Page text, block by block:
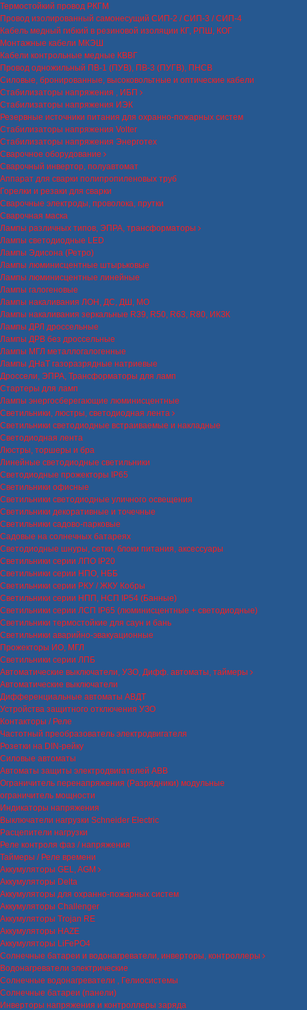
Термостойкий провод РКГМ
Провод изолированный самонесущий СИП-2 / СИП-3 / СИП-4
Кабель медный гибкий в резиновой изоляции КГ, РПШ, КОГ
Монтажные кабели МКЭШ
Кабели контрольные медные КВВГ
Провод одножильный ПВ-1 (ПУВ), ПВ-3 (ПУГВ), ПНСВ
Силовые, бронированные, высоковольтные и оптические кабели
Стабилизаторы напряжения , ИБП
Стабилизаторы напряжения ИЭК
Резервные источники питания для охранно-пожарных систем
Стабилизаторы напряжения Volter
Стабилизаторы напряжения Энерготех
Сварочное оборудование
Сварочный инвертор, полуавтомат
Аппарат для сварки полипропиленовых труб
Горелки и резаки для сварки
Сварочные электроды, проволока, прутки
Сварочная маска
Лампы различных типов, ЭПРА, трансформаторы
Лампы светодиодные LED
Лампы Эдисона (Ретро)
Лампы люминисцентные штырьковые
Лампы люминисцентные линейные
Лампы галогеновые
Лампы накаливания ЛОН, ДС, ДШ, МО
Лампы накаливания зеркальные R39, R50, R63, R80, ИКЗК
Лампы ДРЛ дроссельные
Лампы ДРВ без дроссельные
Лампы МГЛ металлогалогенные
Лампы ДНаТ газоразрядные натриевые
Дроссели, ЭПРА, Трансформаторы для ламп
Стартеры для ламп
Лампы энергосберегающие люминисцентные
Светильники, люстры, светодиодная лента
Светильники светодиодные встраиваемые и накладные
Светодиодная лента
Люстры, торшеры и бра
Линейные светодиодные светильники
Светодиодные прожекторы IP65
Светильники офисные
Светильники светодиодные уличного освещения
Светильники декоративные и точечные
Светильники садово-парковые
Садовые на солнечных батареях
Светодиодные шнуры, сетки, блоки питания, аксессуары
Светильники серии ЛПО IP20
Светильники серии НПО, НББ
Светильники серии РКУ / ЖКУ Кобры
Светильники серии НПП, НСП IP54 (Банные)
Светильники серии ЛСП IP65 (люминисцентные + светодиодные)
Светильники термостойкие для саун и бань
Светильники аварийно-эвакуационные
Прожекторы ИО, МГЛ
Светильники серии ЛПБ
Автоматические выключатели, УЗО, Дифф. автоматы, таймеры
Автоматические выключатели
Дифференциальные автоматы АВДТ
Устройства защитного отключения УЗО
Контакторы / Реле
Частотный преобразователь электродвигателя
Розетки на DIN-рейку
Силовые автоматы
Автоматы защиты электродвигателей ABB
Ограничитель перенапряжения (Разрядники) модульные
ограничитель мощности
Индикаторы напряжения
Выключатели нагрузки Schneider Electric
Расцепители нагрузки
Реле контроля фаз / напряжения
Таймеры / Реле времени
Аккумуляторы GEL, AGM
Аккумуляторы Delta
Аккумуляторы для охранно-пожарных систем
Аккумуляторы Challenger
Аккумуляторы Trojan RE
Аккумуляторы HAZE
Аккумуляторы LiFePO4
Солнечные батареи и водонагреватели, инверторы, контроллеры
Водонагреватели электрические
Солнечные водонагреватели , Гелиосистемы
Солнечные батареи (панели)
Инверторы напряжения и контроллеры заряда